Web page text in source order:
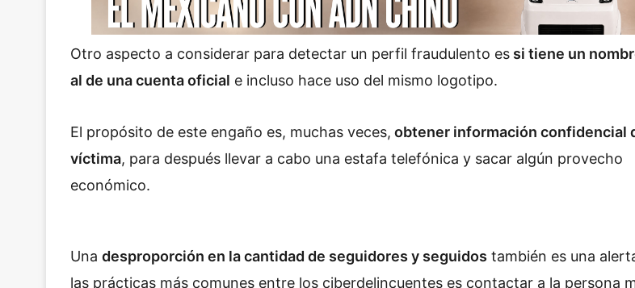
Otro aspecto a considerar para detectar un perfil fraudulento es si tiene un
al de una cuenta oficial e incluso hace uso del mismo logotipo.
El propósito de este engaño es, muchas veces, obtener información confidencial
víctima, para después llevar a cabo una estafa telefónica y sacar algún provecho
económico.
Una desproporción en la cantidad de seguidores y seguidos también es una
las prácticas más comunes entre los ciberdelincuentes es contactar a la persona